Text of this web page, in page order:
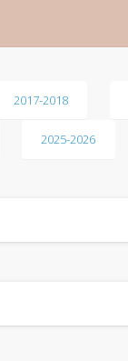
2017-2018
2025-2026